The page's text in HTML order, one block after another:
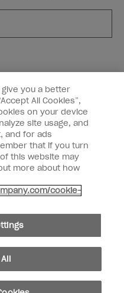
Tous droits réservés.
you a better
All Cookies”,
on your device
site usage, and
and for ads
that if you turn
this website may
more about how
cookie-